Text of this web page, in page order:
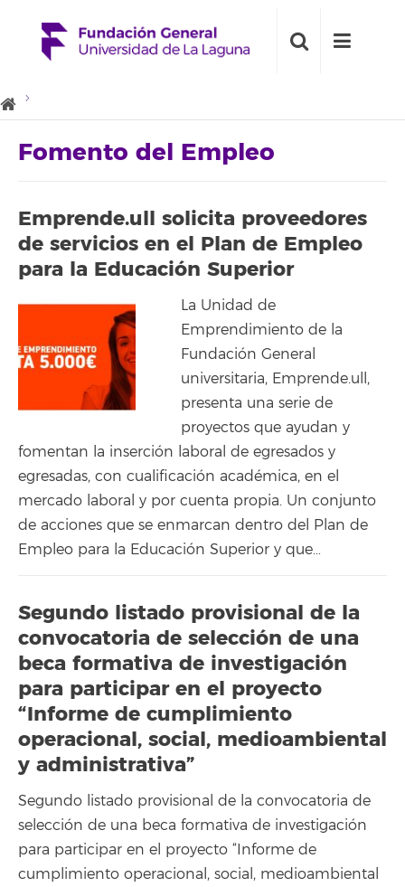
Fomento del Empleo
Emprende.ull solicita proveedores
de servicios en el Plan de Empleo
para la Educación Superior
La Unidad de
Emprendimiento de la
Fundación General
universitaria, Emprende.ull,
presenta una serie de
proyectos que ayudan y
fomentan la inserción laboral de egresados y
egresadas, con cualificación académica, en el
mercado laboral y por cuenta propia. Un conjunto
de acciones que se enmarcan dentro del Plan de
Empleo para la Educación Superior y que…
Segundo listado provisional de la
convocatoria de selección de una
beca formativa de investigación
para participar en el proyecto
“Informe de cumplimiento
operacional, social, medioambiental
y administrativa”
Segundo listado provisional de la convocatoria de
selección de una beca formativa de investigación
para participar en el proyecto “Informe de
cumplimiento operacional, social, medioambiental